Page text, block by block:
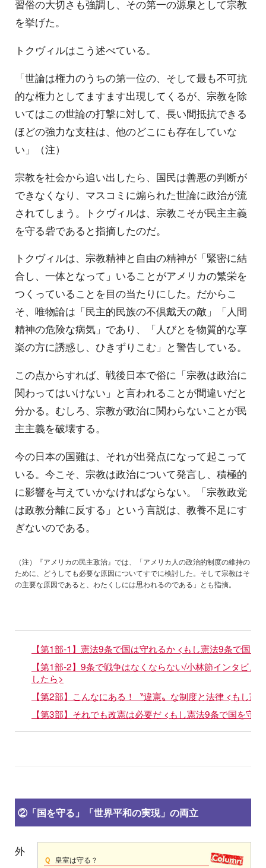
習俗の大切さも強調し、その第一の源泉として宗教
を挙げた。
トクヴィルはこう述べている。
「世論は権力のうちの第一位の、そして最も不可抗
的な権力としてますます出現してくるが、宗教を除
いてはこの世論の打撃に対して、長い間抵抗できる
ほどの強力な支柱は、他のどこにも存在していな
い」（注）
宗教を社会から追い出したら、国民は善悪の判断が
できなくなり、マスコミに煽られた世論に政治が流
されてしまう。トクヴィルは、宗教こそが民主主義
を守る砦であると指摘したのだ。
トクヴィルは、宗教精神と自由の精神が「緊密に結
合し、一体となって」いることがアメリカの繁栄を
つくっていることを目の当たりにした。だからこ
そ、唯物論は「民主的民族の不倶戴天の敵」「人間
精神の危険な病気」であり、「人びとを物質的な享
楽の方に誘惑し、ひきずりこむ」と警告している。
この点からすれば、戦後日本で俗に「宗教は政治に
関わってはいけない」と言われることが間違いだと
分かる。むしろ、宗教が政治に関わらないことが民
主主義を破壊する。
今の日本の国難は、それが出発点になって起こって
いる。今こそ、宗教は政治について発言し、積極的
に影響を与えていかなければならない。「宗教政党
は政教分離に反する」という言説は、教養不足にす
ぎないのである。
（注）『アメリカの民主政治』では、「アメリカ人の政治的制度の維持の
ために、どうしても必要な原因についてすでに検討した。そして宗教はそ
の主要な原因であると、わたくしには思われるのである」とも指摘。
【第1部-1】憲法9条で国は守れるか <もし憲法9条で国を
【第1部-2】9条で戦争はなくならない/小林節インタビュ
したら>
【第2部】こんなにある！〝違憲〟な制度と法律 <もし憲
【第3部】それでも改憲は必要だ <もし憲法9条で国を守
②「国を守る」「世界平和の実現」の両立
Ｑ 皇室は守る？
外